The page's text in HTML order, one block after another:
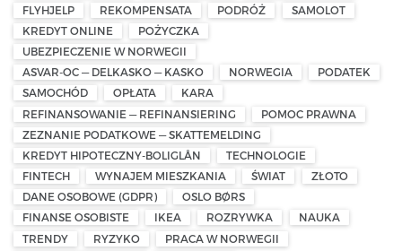
FLYHJELP
REKOMPENSATA PODRÓŻ
SAMOLOT
KREDYT ONLINE
POŻYCZKA
UBEZPIECZENIE W NORWEGII
ASVAR-OC — DELKASKO — KASKO
NORWEGIA
PODATEK
SAMOCHÓD
OPŁATA
KARA
REFINANSOWANIE — REFINANSIERING
POMOC PRAWNA
ZEZNANIE PODATKOWE — SKATTEMELDING
KREDYT HIPOTECZNY-BOLIGLÅN
TECHNOLOGIE
FINTECH
WYNAJEM MIESZKANIA ŚWIAT
ZŁOTO
DANE OSOBOWE (GDPR)
OSLO BØRS
FINANSE OSOBISTE
IKEA ROZRYWKA
NAUKA
TRENDY
RYZYKO
PRACA W NORWEGII